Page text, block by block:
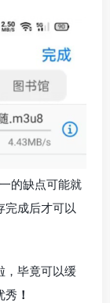
的缺点可能就
完成后才可以
，毕竟可以缓
秀 ！